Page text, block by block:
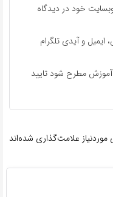
خود در دیدگاه
ایمیل و آیدی تلگرام
آموزش مطرح شود تایید
علامت‌گذاری شده‌اند